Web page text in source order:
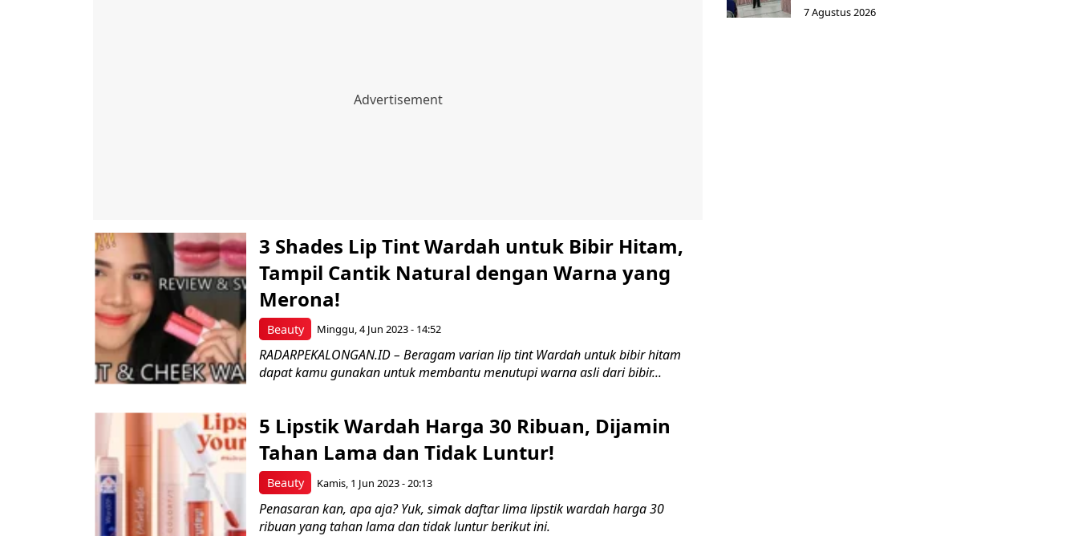
Beauty
3 Shades Lip Tint Wardah untuk Bibir Hitam,
Tampil Cantik Natural dengan Warna yang
Merona!
Minggu, 4 Jun 2023 - 14:52
RADARPEKALONGAN.ID – Beragam varian lip tint Wardah untuk bibir hitam
dapat kamu gunakan untuk membantu menutupi warna asli dari bibir...
Beauty
5 Lipstik Wardah Harga 30 Ribuan, Dijamin
Tahan Lama dan Tidak Luntur!
Kamis, 1 Jun 2023 - 20:13
Penasaran kan, apa aja? Yuk, simak daftar lima lipstik wardah harga 30
ribuan yang tahan lama dan tidak luntur berikut ini.
7 Agustus 2026